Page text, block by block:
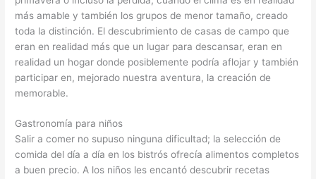
más amable y también los grupos de menor tamaño, creado
toda la distinción. El descubrimiento de casas de campo que
eran en realidad más que un lugar para descansar, eran en
realidad un hogar donde posiblemente podría aflojar y también
participar en, mejorado nuestra aventura, la creación de
memorable.
Gastronomía para niños
Salir a comer no supuso ninguna dificultad; la selección de
comida del día a día en los bistrós ofrecía alimentos completos
a buen precio. A los niños les encantó descubrir recetas